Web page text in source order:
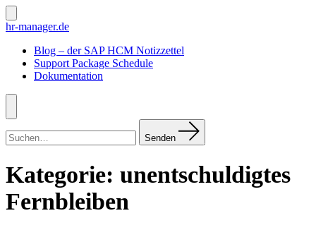
Zum
Inhalt
Suche
ein-/ausblenden
hr-manager.de
Blog – der SAP HCM Notizzettel
Support Package Schedule
Dokumentation
Menü
nach:
Senden
Kategorie: unentschuldigtes
Fernbleiben